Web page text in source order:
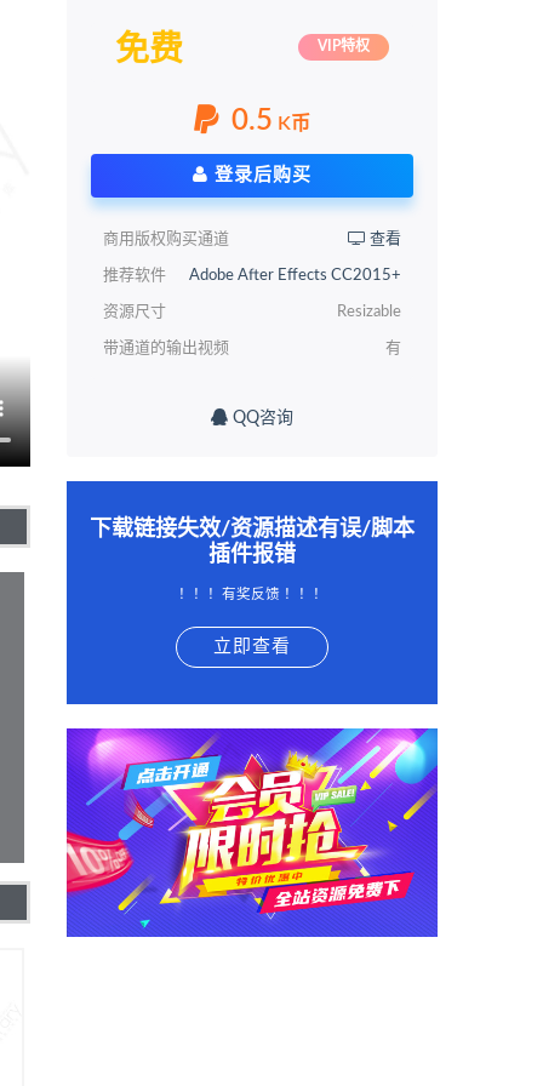
免费 VIP特权
0.5 K币
登录后购买
商用版权购买通道 查看
推荐软件 Adobe After Effects CC2015+
资源尺寸 Resizable
带通道的输出视频 有
QQ咨询
下载链接失效/资源描述有误/脚本
插件报错
！！！有奖反馈 ！！！
立即查看